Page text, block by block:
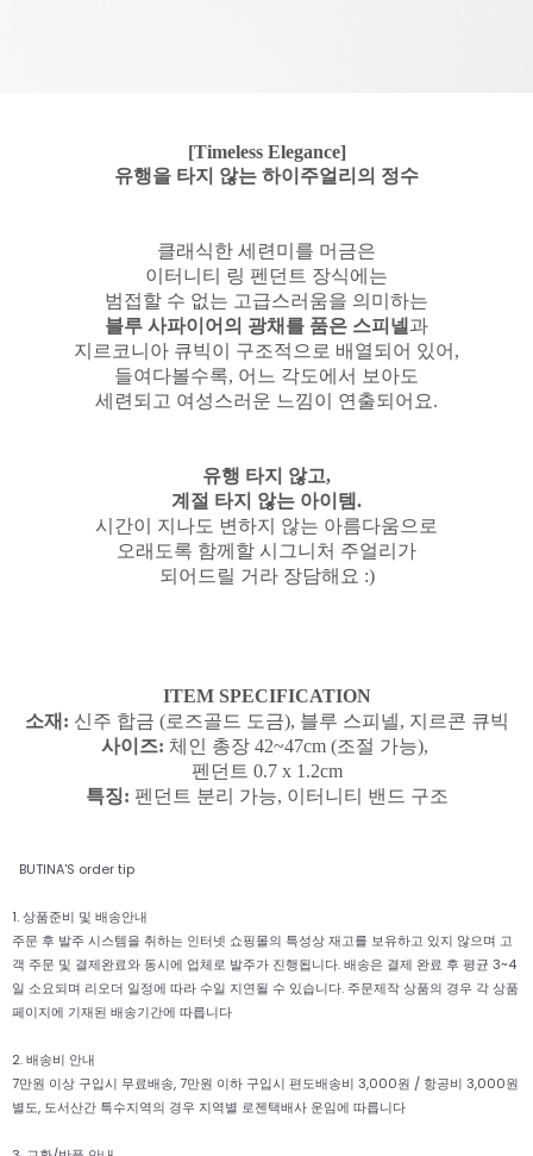
[Timeless Elegance]
유행을 타지 않는 하이주얼리의 정수
클래식한 세련미를 머금은
이터니티 링 펜던트 장식에는
범접할 수 없는 고급스러움을 의미하는
블루 사파이어의 광채를 품은 스피넬 과
지르코니아 큐빅이 구조적으로 배열되어 있어,
들여다볼수록, 어느 각도에서 보아도
세련되고 여성스러운 느낌이 연출되어요.
유행 타지 않고,
계절 타지 않는 아이템.
시간이 지나도 변하지 않는 아름다움으로
오래도록 함께할 시그니처 주얼리가
되어드릴 거라 장담해요 :)
ITEM SPECIFICATION
소재: 신주 합금 (로즈골드 도금), 블루 스피넬, 지르콘 큐빅
사이즈: 체인 총장 42~47cm (조절 가능),
펜던트 0.7 x 1.2cm
특징: 펜던트 분리 가능, 이터니티 밴드 구조
BUTINA'S order tip
1. 상품준비 및 배송안내
주문 후 발주 시스템을 취하는 인터넷 쇼핑몰의 특성상 재고를 보유하고 있지 않으며 고
객 주문 및 결제완료와 동시에 업체로 발주가 진행됩니다. 배송은 결제 완료 후 평균 3~4
일 소요되며 리오더 일정에 따라 수일 지연될 수 있습니다. 주문제작 상품의 경우 각 상품
페이지에 기재된 배송기간에 따릅니다
2. 배송비 안내
7만원 이상 구입시 무료배송, 7만원 이하 구입시 편도배송비 3,000원 / 항공비 3,000원
별도, 도서산간 특수지역의 경우 지역별 로젠택배사 운임에 따릅니다